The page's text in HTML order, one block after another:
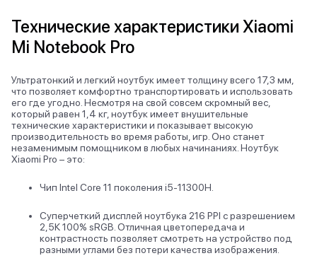
Технические характеристики Xiaomi
Mi Notebook Pro
Ультратонкий и легкий ноутбук имеет толщину всего 17,3 мм,
что позволяет комфортно транспортировать и использовать
его где угодно. Несмотря на свой совсем скромный вес,
который равен 1,4 кг, ноутбук имеет внушительные
технические характеристики и показывает высокую
производительность во время работы, игр. Оно станет
незаменимым помощником в любых начинаниях. Ноутбук
Xiaomi Pro – это:
Чип Intel Core 11 поколения i5-11300H.
Суперчеткий дисплей ноутбука 216 PPI с разрешением
2,5К 100% sRGB. Отличная цветопередача и
контрастность позволяет смотреть на устройство под
разными углами без потери качества изображения.